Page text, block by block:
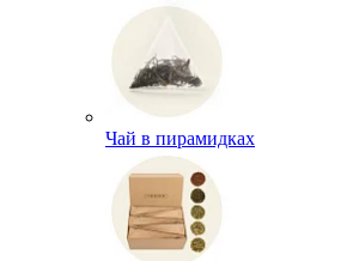
Чай в пирамидках